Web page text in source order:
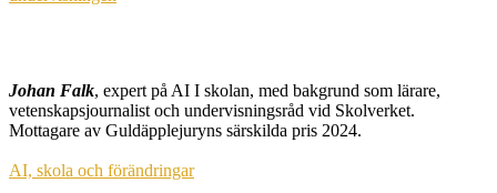
Johan Falk, expert på AI I skolan, med bakgrund som lärare,
vetenskapsjournalist och undervisningsråd vid Skolverket.
Mottagare av Guldäpplejuryns särskilda pris 2024.
AI, skola och förändringar